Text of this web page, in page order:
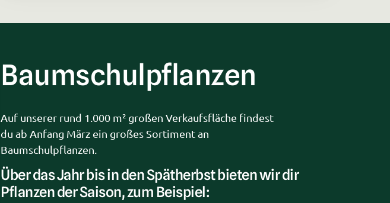
Baumschulpflanzen
Auf unserer rund 1.000 m² großen Verkaufsfläche findest
du ab Anfang März ein großes Sortiment an
Baumschulpflanzen.
Über das Jahr bis in den Spätherbst bieten wir dir
Pflanzen der Saison, zum Beispiel: